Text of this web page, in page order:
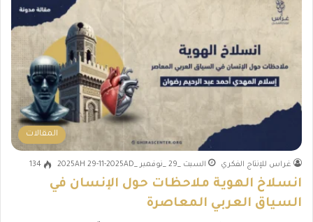
المقالات
غراس للإنتاج الفكري السبت _29 _نوفمبر _2025AH 29-11-2025AD 134
انسلاخ الهوية ملاحظات حول الإنسان في
السياق العربي المعاصرة